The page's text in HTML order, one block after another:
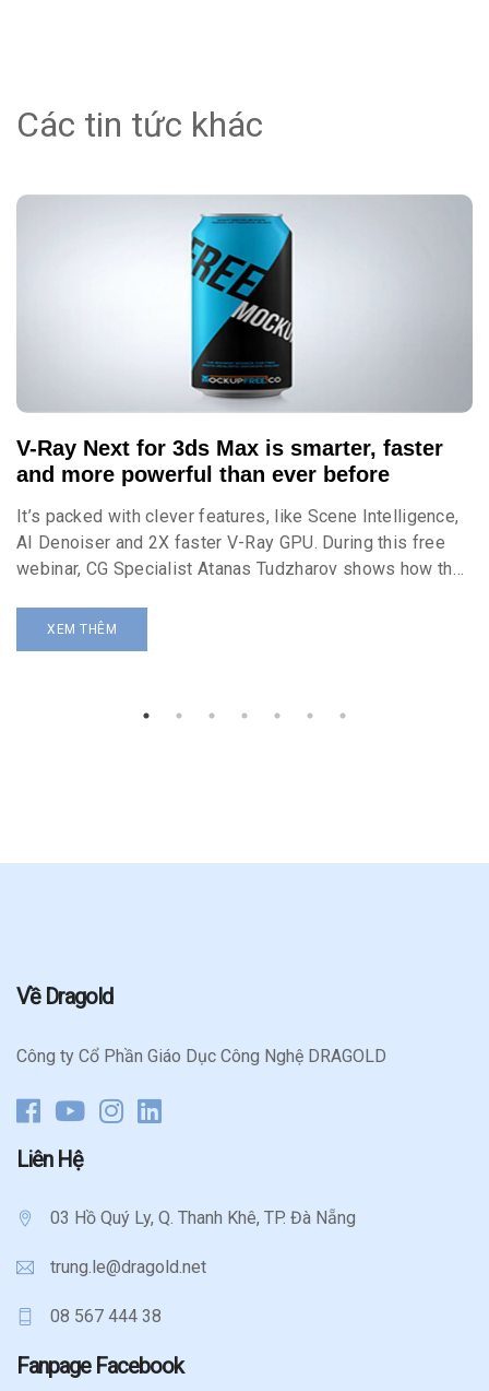
Các tin tức khác
V-Ray Next for 3ds Max is smarter, faster
and more powerful than ever before
It’s packed with clever features, like Scene Intelligence,
AI Denoiser and 2X faster V-Ray GPU. During this free
webinar, CG Specialist Atanas Tudzharov shows how the
easier to get stunning results.
XEM THÊM
Về Dragold
Công ty Cổ Phần Giáo Dục Công Nghệ DRAGOLD
Liên Hệ
03 Hồ Quý Ly, Q. Thanh Khê, TP. Đà Nẵng
trung.le@dragold.net
08 567 444 38
Fanpage Facebook